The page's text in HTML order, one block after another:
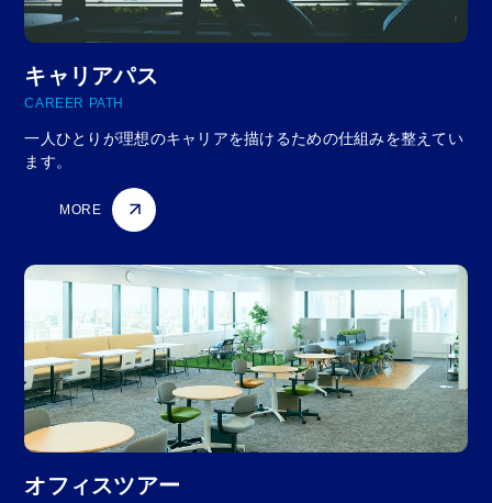
キャリアパス
CAREER PATH
一人ひとりが理想のキャリアを描けるための仕組みを整えてい
ます。
MORE
オフィスツアー